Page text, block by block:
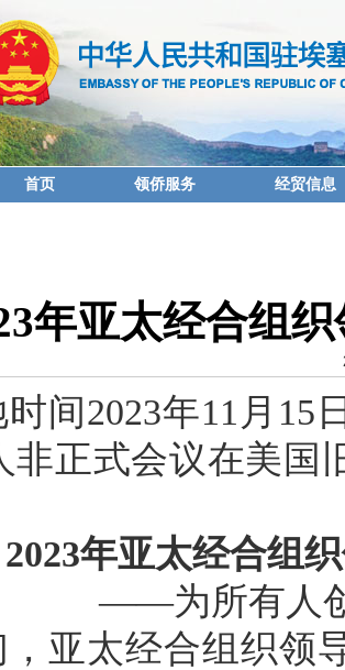
首页 领侨服务 经贸信息
年亚太经合组
时间2023年11月15
非正式会议在美国
2023年亚太经合组
——为所有人
，亚太经合组织领